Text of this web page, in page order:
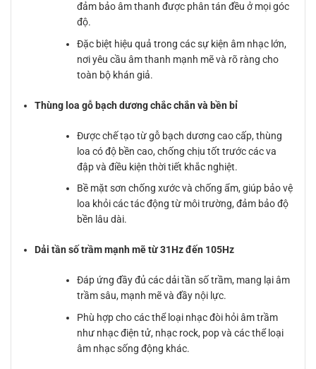
đảm bảo âm thanh được phân tán đều ở mọi góc
độ.
Đặc biệt hiệu quả trong các sự kiện âm nhạc lớn,
nơi yêu cầu âm thanh mạnh mẽ và rõ ràng cho
toàn bộ khán giả.
Thùng loa gỗ bạch dương chắc chắn và bền bỉ
Được chế tạo từ gỗ bạch dương cao cấp, thùng
loa có độ bền cao, chống chịu tốt trước các va
đập và điều kiện thời tiết khắc nghiệt.
Bề mặt sơn chống xước và chống ẩm, giúp bảo vệ
loa khỏi các tác động từ môi trường, đảm bảo độ
bền lâu dài.
Dải tần số trầm mạnh mẽ từ 31Hz đến 105Hz
Đáp ứng đầy đủ các dải tần số trầm, mang lại âm
trầm sâu, mạnh mẽ và đầy nội lực.
Phù hợp cho các thể loại nhạc đòi hỏi âm trầm
như nhạc điện tử, nhạc rock, pop và các thể loại
âm nhạc sống động khác.